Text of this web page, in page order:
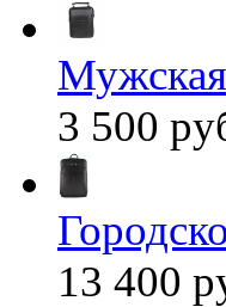
3 500
13 400